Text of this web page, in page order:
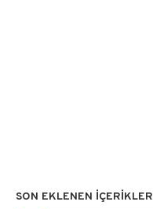
SON EKLENEN İÇERIKLER